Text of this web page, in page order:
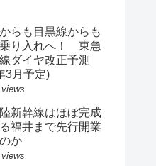
らも目黒線からも
り入れへ！ 東急
ダイヤ改正予測
3月予定)
views
新幹線はほぼ完成
福井まで先行開業
か
views